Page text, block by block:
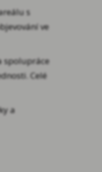
s
ve
spolupráce
Celé
a